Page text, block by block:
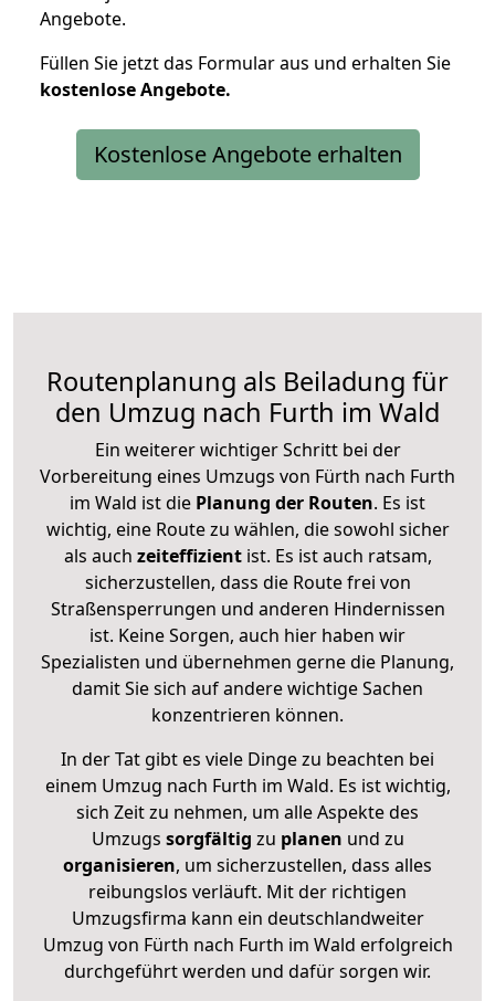
Angebote.
Füllen Sie jetzt das Formular aus und erhalten Sie
kostenloseAngebote.
Kostenlose Angebote erhalten
Routenplanung als Beiladung für
den Umzug nach Furth im Wald
Ein weiterer wichtiger Schritt bei der
Vorbereitung eines Umzugs von Fürth nach Furth
im Wald ist die Planung der Routen. Es ist
wichtig, eine Route zu wählen, die sowohl sicher
als auch zeiteffizientist. Es ist auch ratsam,
sicherzustellen, dass die Route frei von
Straßensperrungen und anderen Hindernissen
ist. Keine Sorgen, auch hier haben wir
Spezialisten und übernehmen gerne die Planung,
damit Sie sich auf andere wichtige Sachen
konzentrieren können.
In der Tat gibt es viele Dinge zu beachten bei
einem Umzug nach Furth im Wald. Es ist wichtig,
sich Zeit zu nehmen, um alle Aspekte des
Umzugs sorgfältig zu planen und zu
organisieren, um sicherzustellen, dass alles
reibungslos verläuft. Mit der richtigen
Umzugsfirma kann ein deutschlandweiter
Umzug von Fürth nach Furth im Wald erfolgreich
durchgeführt werden und dafür sorgen wir.